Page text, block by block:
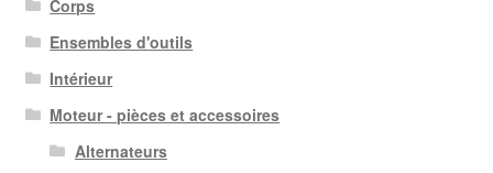
Corps
Ensembles d'outils
Intérieur
Moteur - pièces et accessoires
Alternateurs